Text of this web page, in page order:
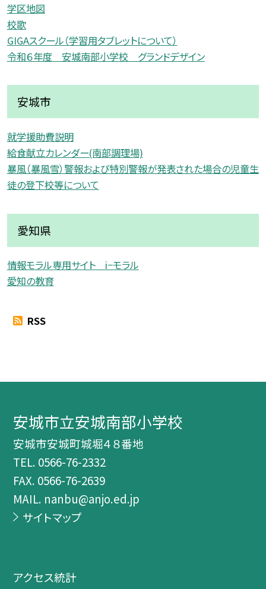
学区地図
校歌
GIGAスクール（学習用タブレットについて）
令和６年度 安城南部小学校 グランドデザイン
安城市
就学援助費説明
給食献立カレンダー(南部調理場)
暴風（暴風雪）警報および特別警報が発表された場合の児童生
徒の登下校等について
愛知県
情報モラル専用サイト i−モラル
愛知の教育
RSS
安城市立安城南部小学校
安城市安城町城堀４８番地
TEL. 0566-76-2332
FAX. 0566-76-2639
MAIL. nanbu@anjo.ed.jp
サイトマップ
アクセス統計